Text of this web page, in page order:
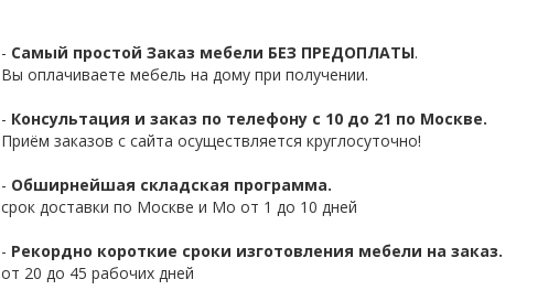
- Самый простой Заказ мебели БЕЗ ПРЕДОПЛАТЫ.
Вы оплачиваете мебель на дому при получении.
- Консультация и заказ по телефону с 10 до 21 по Москве.
Приём заказов с сайта осуществляется круглосуточно!
- Обширнейшая складская программа.
срок доставки по Москве и Мо от 1 до 10 дней
- Рекордно короткие сроки изготовления мебели на заказ.
от 20 до 45 рабочих дней